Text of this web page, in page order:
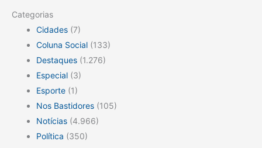
Categorias
Cidades (7)
Coluna Social (133)
Destaques (1.276)
Especial (3)
Esporte (1)
Nos Bastidores (105)
Notícias (4.966)
Política (350)